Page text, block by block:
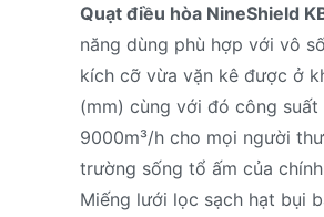
Quạt điều hòa NineShield
năng dùng phù hợp với vô
kích cỡ vừa vặn kê được ở
(mm) cùng với đó công
9000m³/h cho mọi người
trường sống tổ ấm của
Miếng lưới lọc sạch hạt bụi